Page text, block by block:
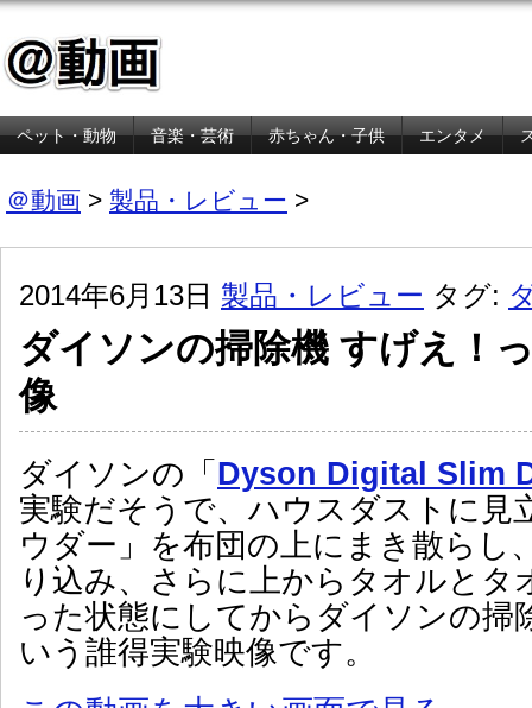
ペット・動物 音楽・芸術 赤ちゃん・子供 エンタメ
＠動画 > 製品・レビュー >
2014年6月13日 製品・レビュー タグ:
ダイソンの掃除機 すげえ！
像
ダイソンの「 Dyson Digital Slim
実験だそうで、ハウスダストに見
ウダー」を布団の上にまき散らし
り込み、さらに上からタオルとタ
った状態にしてからダイソンの掃
いう誰得実験映像です。